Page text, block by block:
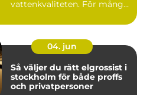
vattenkvaliteten. För många
04. jun
Så väljer du rätt elgrossist i
stockholm för både proffs
och privatpersoner